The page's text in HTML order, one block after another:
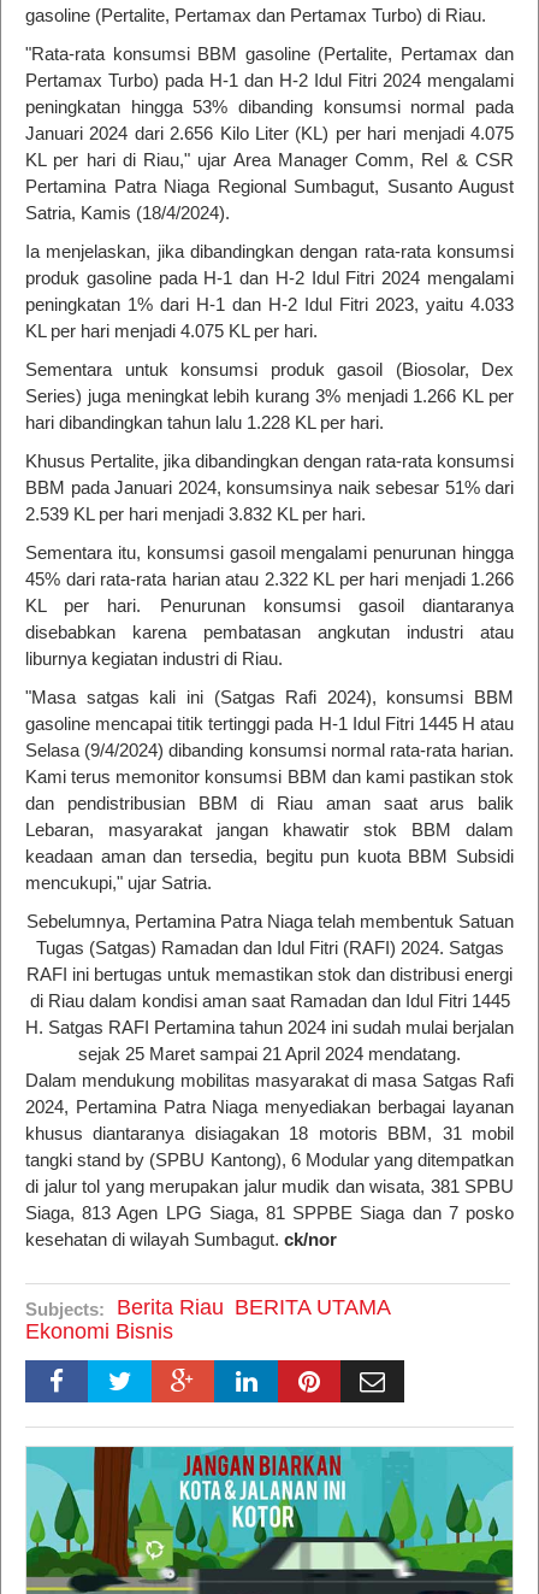
gasoline (Pertalite, Pertamax dan Pertamax Turbo) di Riau.
"Rata-rata konsumsi BBM gasoline (Pertalite, Pertamax dan
Pertamax Turbo) pada H-1 dan H-2 Idul Fitri 2024 mengalami
peningkatan hingga 53% dibanding konsumsi normal pada
Januari 2024 dari 2.656 Kilo Liter (KL) per hari menjadi 4.075
KL per hari di Riau," ujar Area Manager Comm, Rel & CSR
Pertamina Patra Niaga Regional Sumbagut, Susanto August
Satria, Kamis (18/4/2024).
Ia menjelaskan, jika dibandingkan dengan rata-rata konsumsi
produk gasoline pada H-1 dan H-2 Idul Fitri 2024 mengalami
peningkatan 1% dari H-1 dan H-2 Idul Fitri 2023, yaitu 4.033
KL per hari menjadi 4.075 KL per hari.
Sementara untuk konsumsi produk gasoil (Biosolar, Dex
Series) juga meningkat lebih kurang 3% menjadi 1.266 KL per
hari dibandingkan tahun lalu 1.228 KL per hari.
Khusus Pertalite, jika dibandingkan dengan rata-rata konsumsi
BBM pada Januari 2024, konsumsinya naik sebesar 51% dari
2.539 KL per hari menjadi 3.832 KL per hari.
Sementara itu, konsumsi gasoil mengalami penurunan hingga
45% dari rata-rata harian atau 2.322 KL per hari menjadi 1.266
KL per hari. Penurunan konsumsi gasoil diantaranya
disebabkan karena pembatasan angkutan industri atau
liburnya kegiatan industri di Riau.
"Masa satgas kali ini (Satgas Rafi 2024), konsumsi BBM
gasoline mencapai titik tertinggi pada H-1 Idul Fitri 1445 H atau
Selasa (9/4/2024) dibanding konsumsi normal rata-rata harian.
Kami terus memonitor konsumsi BBM dan kami pastikan stok
dan pendistribusian BBM di Riau aman saat arus balik
Lebaran, masyarakat jangan khawatir stok BBM dalam
keadaan aman dan tersedia, begitu pun kuota BBM Subsidi
mencukupi," ujar Satria.
Sebelumnya, Pertamina Patra Niaga telah membentuk Satuan
Tugas (Satgas) Ramadan dan Idul Fitri (RAFI) 2024. Satgas
RAFI ini bertugas untuk memastikan stok dan distribusi energi
di Riau dalam kondisi aman saat Ramadan dan Idul Fitri 1445
H. Satgas RAFI Pertamina tahun 2024 ini sudah mulai berjalan
sejak 25 Maret sampai 21 April 2024 mendatang.
Dalam mendukung mobilitas masyarakat di masa Satgas Rafi
2024, Pertamina Patra Niaga menyediakan berbagai layanan
khusus diantaranya disiagakan 18 motoris BBM, 31 mobil
tangki stand by (SPBU Kantong), 6 Modular yang ditempatkan
di jalur tol yang merupakan jalur mudik dan wisata, 381 SPBU
Siaga, 813 Agen LPG Siaga, 81 SPPBE Siaga dan 7 posko
kesehatan di wilayah Sumbagut. ck/nor
Subjects: Berita Riau BERITA UTAMA
Ekonomi Bisnis